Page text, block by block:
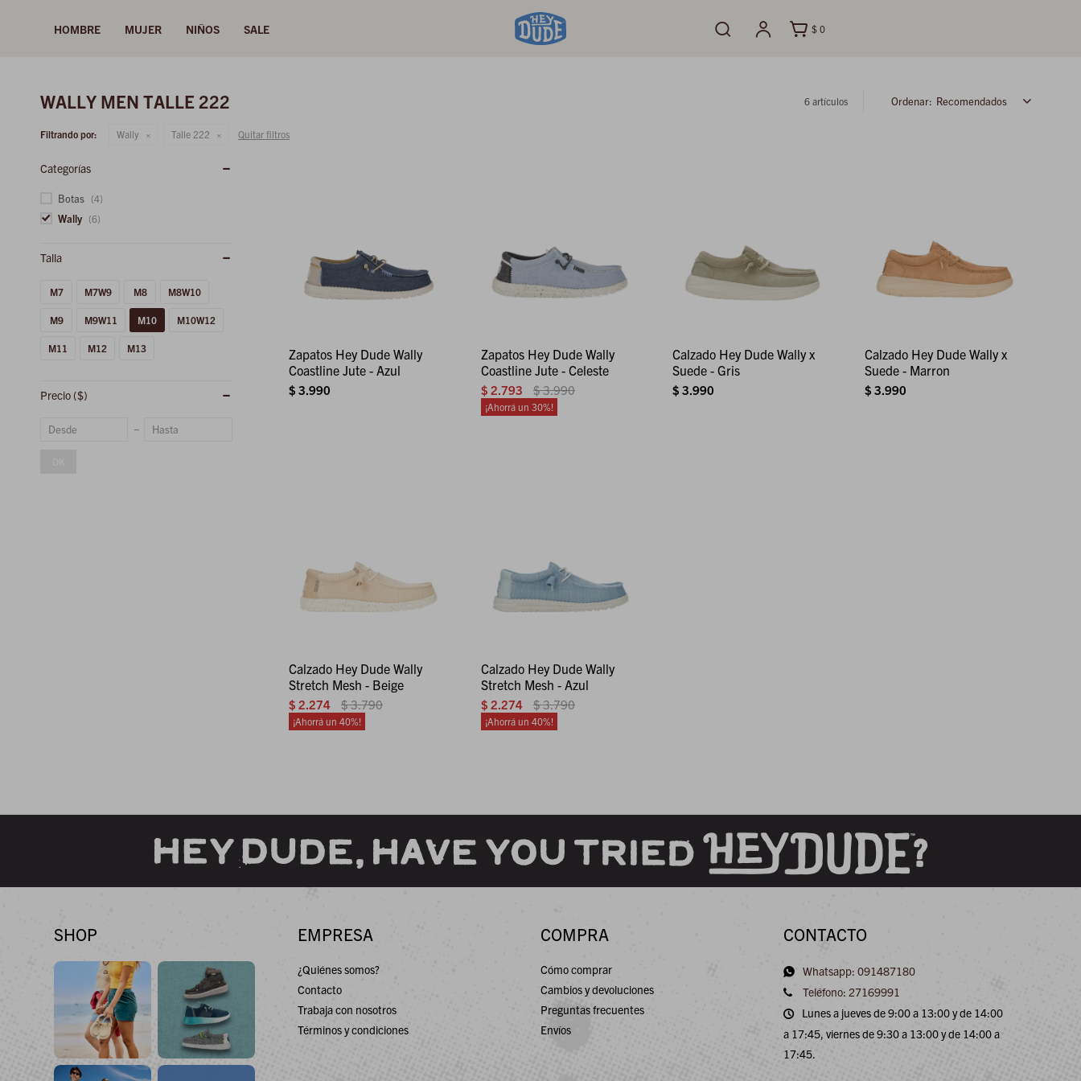
HOMBRE MUJER NIÑOS SALE $ 0
WALLY MEN TALLE 222 6 artículos Recomendados
Filtrando por: Wally Talle 222 Quitar filtros
Zapatos Hey Dude Wally
Coastline Jute - Azul
$ 3.990
Zapatos Hey Dude Wally
Coastline Jute - Celeste
$ 2.793 $3.990
30
Calzado Hey Dude Wally x
Suede - Gris
$ 3.990
Calzado Hey Dude Wally x
Suede - Marron
$ 3.990
Calzado Hey Dude Wally
Stretch Mesh - Beige
$ 2.274 $3.790
40
Calzado Hey Dude Wally
Stretch Mesh - Azul
$ 2.274 $3.790
40
Categorías
Botas (4)
Wally (6)
M7 M7W9 M8 M8W10
M9 M9W11 M10 M10W12
M11 M12 M13
Precio ($)
SHOP EMPRESA
¿Quiénes somos?
Contacto
Trabaja con nosotros
Términos y condiciones
COMPRA
Cómo comprar
Cambios y devoluciones
Preguntas frecuentes
Envíos
CONTACTO
Whatsapp: 091487180
Teléfono: 27169991
Lunes a jueves de 9:00 a 13:00 y de 14:00
a 17:45, viernes de 9:30 a 13:00 y de 14:00 a
17:45.